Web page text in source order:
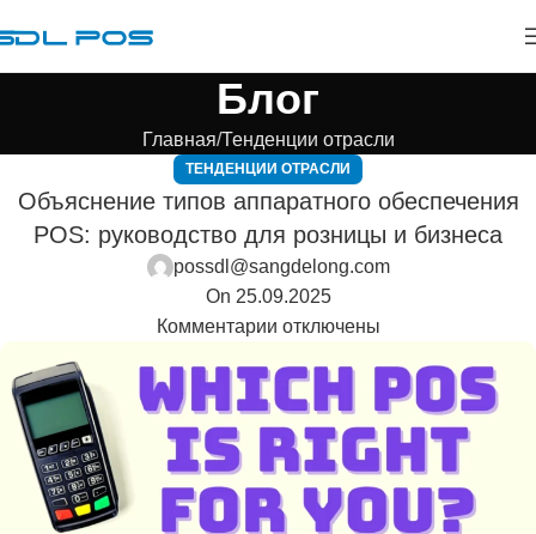
Блог
Главная Тенденции отрасли
ТЕНДЕНЦИИ ОТРАСЛИ
Объяснение типов аппаратного обеспечения
POS: руководство для розницы и бизнеса
possdl@sangdelong.com
On 25.09.2025
Комментарии отключены